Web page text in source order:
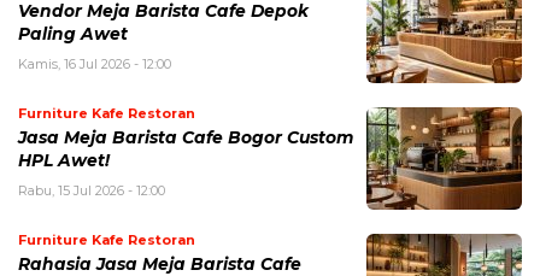
Vendor Meja Barista Cafe Depok
Paling Awet
Kamis, 16 Jul 2026 - 12:00
Furniture Kafe Restoran
Jasa Meja Barista Cafe Bogor Custom
HPL Awet!
Rabu, 15 Jul 2026 - 12:00
Furniture Kafe Restoran
Rahasia Jasa Meja Barista Cafe